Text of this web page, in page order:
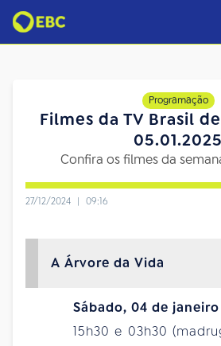
Programação
Filmes da TV Brasil
05.01.2025
Confira os filmes da
27/12/2024 | 09:16
A Árvore da Vida
Sábado, 04 de janeiro
15h30 e 03h30